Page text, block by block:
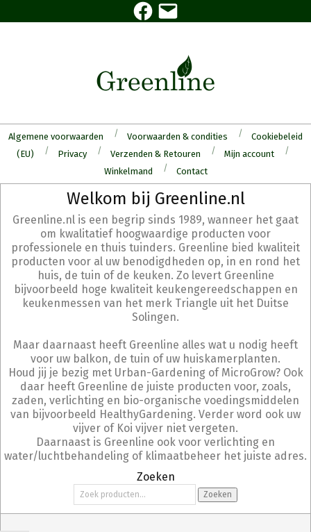
to
Facebook
E-
mail
Algemene voorwaarden Voorwaarden & condities
Cookiebeleid
(EU)
Privacy Verzenden & Retouren
Mijn account
Winkelmand
Contact
Menu
Welkom bij Greenline.nl
Greenline.nl is een begrip sinds 1989, wanneer het gaat
om kwalitatief hoogwaardige producten voor
professionele en thuis tuinders. Greenline bied kwaliteit
producten voor al uw benodigdheden op, in en rond het
huis, de tuin of de keuken. Zo levert Greenline
bijvoorbeeld hoge kwaliteit keukengereedschappen en
keukenmessen van het merk Triangle uit het Duitse
Solingen.
Maar daarnaast heeft Greenline alles wat u nodig heeft
voor uw balkon, de tuin of uw huiskamerplanten.
Houd jij je bezig met Urban-Gardening of MicroGrow? Ook
daar heeft Greenline de juiste producten voor, zoals,
zaden, verlichting en bio-organische voedingsmiddelen
van bijvoorbeeld HealthyGardening. Verder word ook uw
vijver of Koi vijver niet vergeten.
Daarnaast is Greenline ook voor verlichting en
water/luchtbehandeling of klimaatbeheer het juiste adres.
Zoeken
Zoeken
naar:
Zoeken